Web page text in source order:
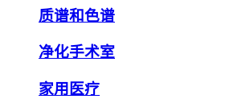
质谱和色谱
净化手术室
家用医疗